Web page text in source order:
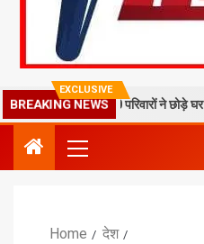
EXCLUSIVE
BREAKING NEWS
से दहशत, 10 परिवारों ने छोड़े घर
Home
देश